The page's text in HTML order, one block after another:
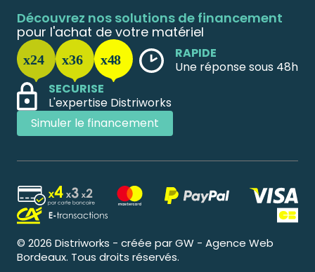
Découvrez nos solutions de financement
pour l'achat de votre matériel
RAPIDE
Une réponse sous 48h
SECURISE
L'expertise Distriworks
Simuler le financement
© 2026 Distriworks - créée par GW - Agence Web
Bordeaux. Tous droits réservés.